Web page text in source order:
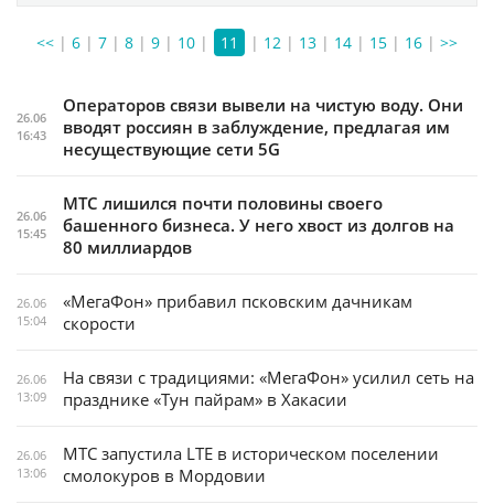
<< | 6 | 7 | 8 | 9 | 10 | 11 | 12 | 13 | 14 | 15 | 16 | >>
26.06
16:43
Операторов связи вывели на чистую воду. Они
вводят россиян в заблуждение, предлагая им
несуществующие сети 5G
26.06
15:45
МТС лишился почти половины своего
башенного бизнеса. У него хвост из долгов на
80 миллиардов
26.06
15:04
«МегаФон» прибавил псковским дачникам
скорости
26.06
13:09
На связи с традициями: «МегаФон» усилил сеть на
празднике «Тун пайрам» в Хакасии
26.06
13:06
МТС запустила LTE в историческом поселении
смолокуров в Мордовии